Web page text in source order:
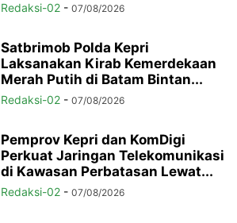
Redaksi-02 - 07/08/2026
Satbrimob Polda Kepri
Laksanakan Kirab Kemerdekaan
Merah Putih di Batam Bintan...
Redaksi-02 - 07/08/2026
Pemprov Kepri dan KomDigi
Perkuat Jaringan Telekomunikasi
di Kawasan Perbatasan Lewat...
Redaksi-02 - 07/08/2026